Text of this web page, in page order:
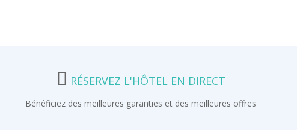
RÉSERVEZ L'HÔTEL EN DIRECT
Bénéficiez des meilleures garanties et des meilleures offres